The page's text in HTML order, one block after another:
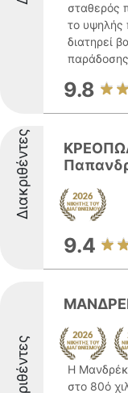
σταθερός
το υψηλής
διατηρεί
παράδοσης
9.8
Διακριθέντες
9.4
Η
στο 80ό